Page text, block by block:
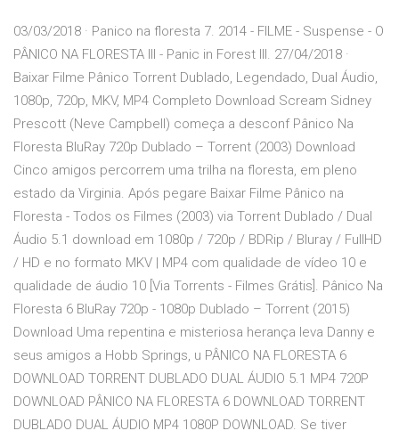
03/03/2018 · Panico na floresta 7. 2014 - FILME - Suspense - O
PÂNICO NA FLORESTA III - Panic in Forest III. 27/04/2018 ·
Baixar Filme Pânico Torrent Dublado, Legendado, Dual Áudio,
1080p, 720p, MKV, MP4 Completo Download Scream Sidney
Prescott (Neve Campbell) começa a desconf Pânico Na
Floresta BluRay 720p Dublado – Torrent (2003) Download
Cinco amigos percorrem uma trilha na floresta, em pleno
estado da Virginia. Após pegare Baixar Filme Pânico na
Floresta - Todos os Filmes (2003) via Torrent Dublado / Dual
Áudio 5.1 download em 1080p / 720p / BDRip / Bluray / FullHD
/ HD e no formato MKV | MP4 com qualidade de vídeo 10 e
qualidade de áudio 10 [Via Torrents - Filmes Grátis]. Pânico Na
Floresta 6 BluRay 720p - 1080p Dublado – Torrent (2015)
Download Uma repentina e misteriosa herança leva Danny e
seus amigos a Hobb Springs, u PÂNICO NA FLORESTA 6
DOWNLOAD TORRENT DUBLADO DUAL ÁUDIO 5.1 MP4 720P
DOWNLOAD PÂNICO NA FLORESTA 6 DOWNLOAD TORRENT
DUBLADO DUAL ÁUDIO MP4 1080P DOWNLOAD. Se tiver